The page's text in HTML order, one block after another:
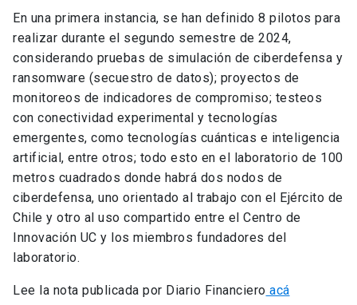
En una primera instancia, se han definido 8 pilotos para
realizar durante el segundo semestre de 2024,
considerando pruebas de simulación de ciberdefensa y
ransomware (secuestro de datos); proyectos de
monitoreos de indicadores de compromiso; testeos
con conectividad experimental y tecnologías
emergentes, como tecnologías cuánticas e inteligencia
artificial, entre otros; todo esto en el laboratorio de 100
metros cuadrados donde habrá dos nodos de
ciberdefensa, uno orientado al trabajo con el Ejército de
Chile y otro al uso compartido entre el Centro de
Innovación UC y los miembros fundadores del
laboratorio.
Lee la nota publicada por Diario Financiero acá